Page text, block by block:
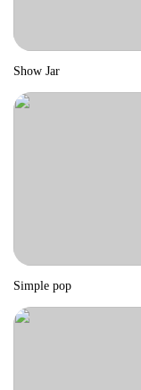
Show Jar
Simple pop